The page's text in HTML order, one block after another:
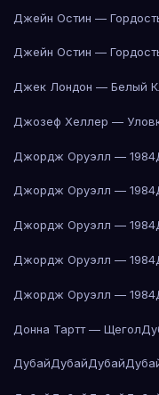
Джейн Остин —
Джейн Остин —
Джек Лондон — Белый
Джозеф Хеллер —
Джордж Оруэлл — 1984
Джордж Оруэлл — 1984
Джордж Оруэлл — 1984
Джордж Оруэлл — 1984
Джордж Оруэлл — 1984
Донна Тартт — Щегол
ДубайДубайДубай